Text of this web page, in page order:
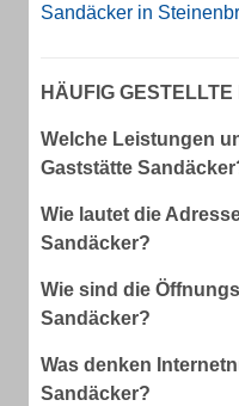
Sandäcker in
HÄUFIG GESTELLTE
Welche Leistungen
Gaststätte
Wie lautet die
Sandäcker?
Wie sind die
Sandäcker?
Was denken
Sandäcker?